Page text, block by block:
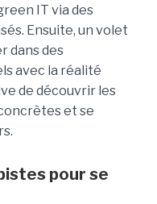
IT via des
Ensuite, un volet
dans des
avec la réalité
de découvrir les
et se
pour se